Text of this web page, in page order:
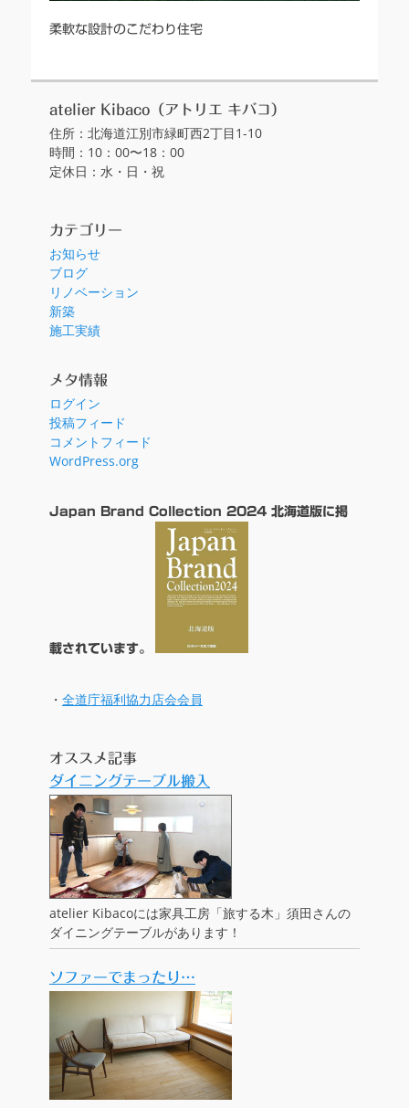
柔軟な設計のこだわり住宅
atelier Kibaco（アトリエ キバコ）
住所：北海道江別市緑町西2丁目1-10
時間：10：00〜18：00
定休日：水・日・祝
カテゴリー
お知らせ
ブログ
リノベーション
新築
施工実績
メタ情報
ログイン
投稿フィード
コメントフィード
WordPress.org
Japan Brand Collection 2024 北海道版に掲
載されています。
・ 全道庁福利協力店会会員
オススメ記事
ダイニングテーブル搬入
atelier Kibacoには家具工房「旅する木」須田さんの
ダイニングテーブルがあります！
ソファーでまったり…